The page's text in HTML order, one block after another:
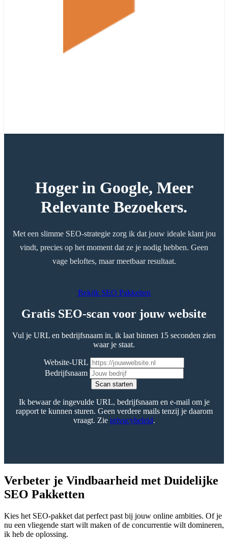
Hoger in Google, Meer
Relevante Bezoekers.
Met een slimme SEO-strategie zorg ik dat jouw ideale klant jou
vindt, precies op het moment dat ze je nodig hebben. Geen
vage beloftes, maar meetbaar resultaat.
Bekijk SEO Pakketten
Gratis SEO-scan voor jouw website
Vul je URL en bedrijfsnaam in, ik laat binnen 15 seconden zien
waar je staat.
Website-URL
Bedrijfsnaam
Scan starten
Ik bewaar de ingevulde URL, bedrijfsnaam en e-mail om je
rapport te kunnen sturen. Geen verdere mails tenzij je daarom
vraagt. Zie privacybeleid.
Verbeter je Vindbaarheid met Duidelijke
SEO Pakketten
Kies het SEO-pakket dat perfect past bij jouw online ambities. Of je
nu een vliegende start wilt maken of de concurrentie wilt domineren,
ik heb de oplossing.